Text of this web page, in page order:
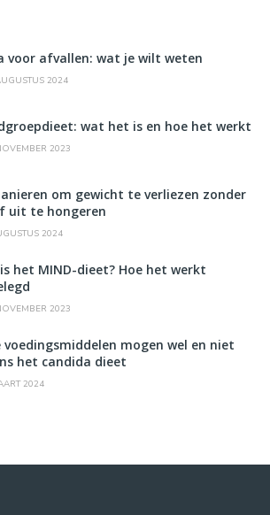
voor afvallen: wat je wilt weten
2024
wat het is en hoe het werkt
2023
om gewicht te verliezen zonder
uit te hongeren
2024
het MIND-dieet? Hoe het werkt
2023
voedingsmiddelen mogen wel en niet
het candida dieet
2024